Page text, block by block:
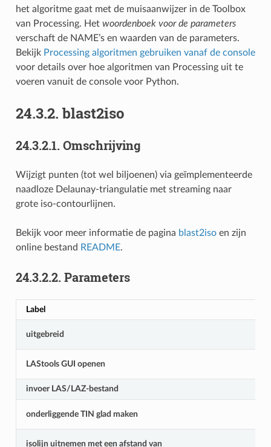
het algoritme gaat met de muisaanwijzer in de Toolbox
van Processing. Het woordenboek voor de parameters
verschaft de NAME’s en waarden van de parameters.
Bekijk Processing algoritmen gebruiken vanaf de console
voor details over hoe algoritmen van Processing uit te
voeren vanuit de console voor Python.
24.3.2.blast2iso
24.3.2.1. Omschrijving
Wijzigt punten (tot wel biljoenen) via geïmplementeerde
naadloze Delaunay-triangulatie met streaming naar
grote iso-contourlijnen.
Bekijk voor meer informatie de pagina blast2isoen zijn
online bestand README.
24.3.2.2. Parameters
Label
uitgebreid
LAStools GUI openen
invoer LAS/LAZ-bestand
onderliggende TIN glad maken
isolijn uitnemen met een afstand van